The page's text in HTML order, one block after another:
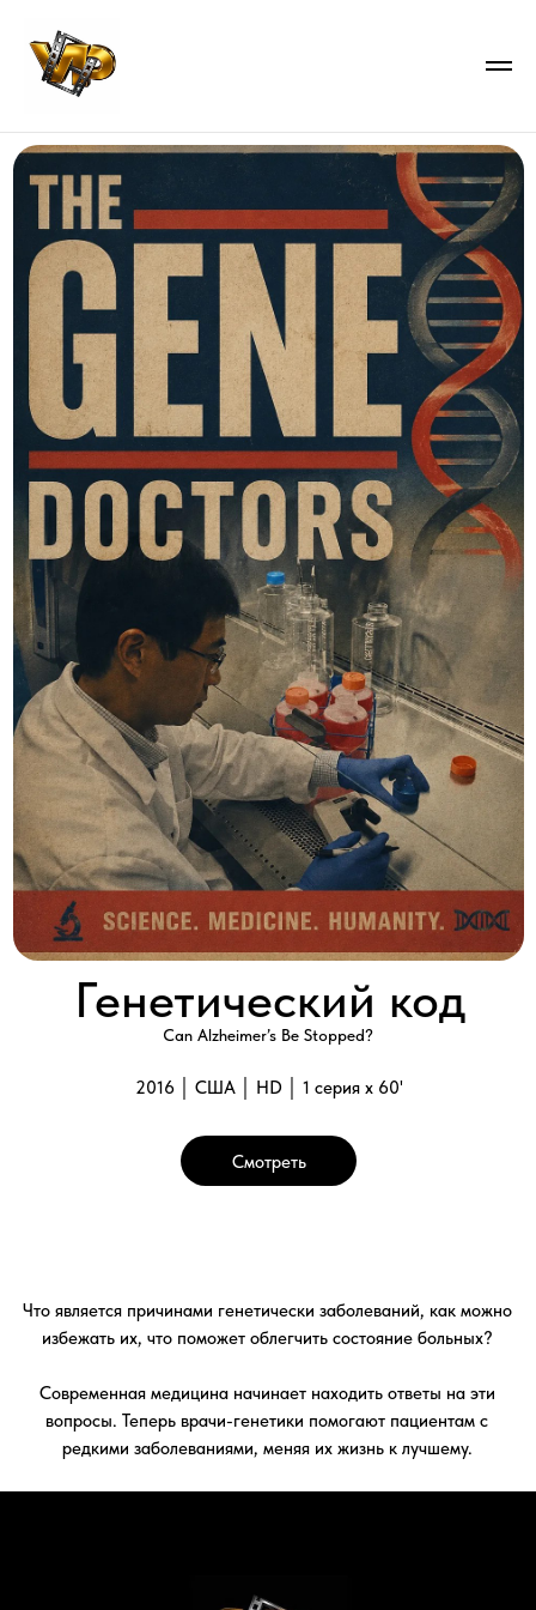
Генетический код
Can Alzheimer’s Be Stopped?
2016 │ США │ HD │ 1 серия x 60'
Смотреть
Что является причинами генетически заболеваний, как можно
избежать их, что поможет облегчить состояние больных?
Современная медицина начинает находить ответы на эти
вопросы. Теперь врачи-генетики помогают пациентам с
редкими заболеваниями, меняя их жизнь к лучшему.